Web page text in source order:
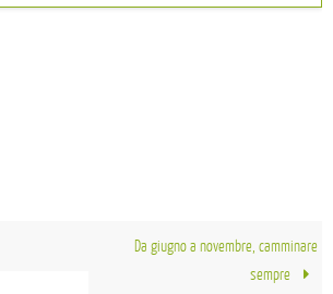
Da giugno a novembre, camminare
sempre